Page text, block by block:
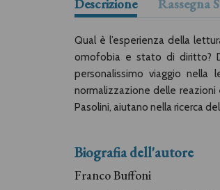
Descrizione Rassegna
Qual è l’esperienza della
omofobia e stato di diritto?
personalissimo viaggio
normalizzazione delle
Pasolini, aiutano nella ricerca
Biografia dell'autore
Franco Buffoni